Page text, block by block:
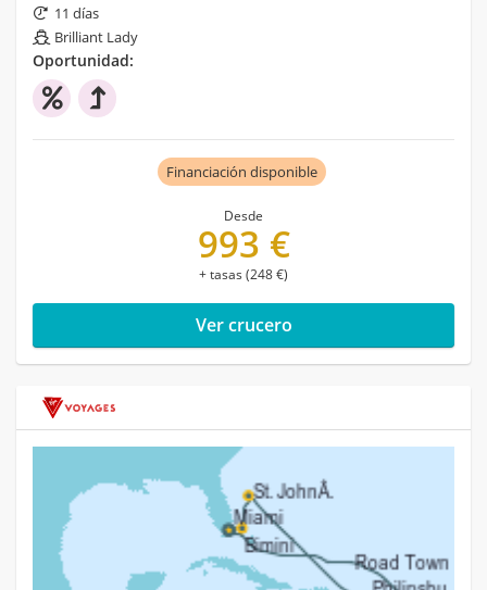
11 días
Brilliant Lady
Oportunidad:
Financiación disponible
Desde
993 €
+ tasas (248 €)
Ver crucero